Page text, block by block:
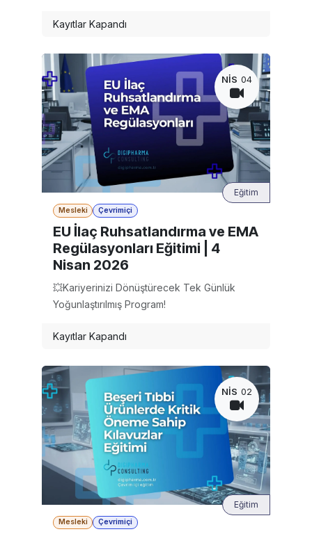
Kayıtlar Kapandı
NIS 04
Mesleki Çevrimiçi
EU İlaç Ruhsatlandırma ve EMA
Regülasyonları Eğitimi | 4
Nisan 2026
💥Kariyerinizi Dönüştürecek Tek Günlük
Yoğunlaştırılmış Program!
Eğitim
Kayıtlar Kapandı
NIS 02
Mesleki Çevrimiçi
Eğitim